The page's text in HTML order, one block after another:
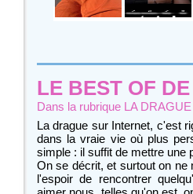
LE BEST OF
Dans la rubrique LA
La drague sur Internet, c'est
dans la vraie vie où plus
simple : il suffit de mettre une
On se décrit, et surtout on
l'espoir de rencontrer